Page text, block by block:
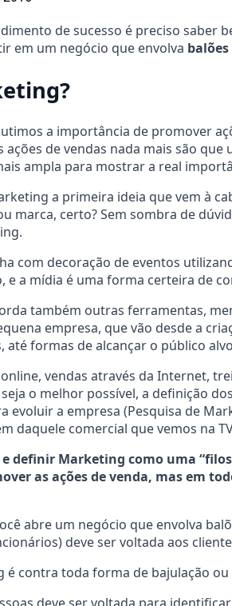
de sucesso é preciso saber
em um negócio que envolva
a importância de promover
ações de vendas nada mais são
ampla para mostrar a real
a primeira ideia que vem à
marca, certo? Sem sombra de
com decoração de eventos
e a mídia é uma forma certeira de
também outras ferramentas,
empresa, que vão desde a
até formas de alcançar o público
vendas através da Internet,
o melhor possível, a definição
evoluir a empresa (Pesquisa de
daquele comercial que vemos na
definir Marketing como uma
as ações de venda, mas em
abre um negócio que envolva
deve ser voltada aos
é contra toda forma de bajulação